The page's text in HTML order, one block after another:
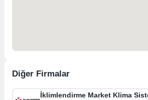
Diğer Firmalar
İklimlendirme Market Klima